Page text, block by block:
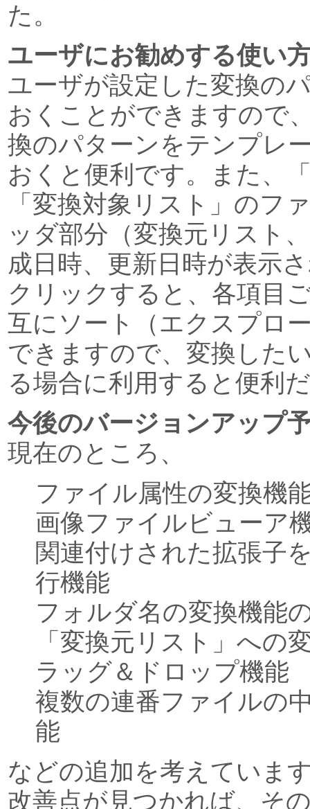
た。
ユーザにお勧めする使い
ユーザが設定した変換の
おくことができますので
換のパターンをテンプレ
おくと便利です。また、
「変換対象リスト」のフ
ッダ部分（変換元リスト
成日時、更新日時が表示
クリックすると、各項目
互にソート（エクスプロ
できますので、変換した
る場合に利用すると便利
今後のバージョンアップ
現在のところ、
ファイル属性の変換機
画像ファイルビューア
関連付けされた拡張子
行機能
フォルダ名の変換機能
「変換元リスト」への
ラッグ＆ドロップ機能
複数の連番ファイルの
能
などの追加を考えていま
改善点が見つかれば、そ